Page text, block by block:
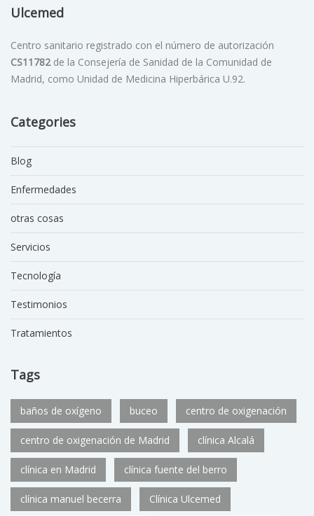
Ulcemed
Centro sanitario registrado con el número de autorización
CS11782de la Consejería de Sanidad de la Comunidad de
Madrid, como Unidad de Medicina Hiperbárica U.92.
Categories
Blog
Enfermedades
otras cosas
Servicios
Tecnología
Testimonios
Tratamientos
Tags
baños de oxígeno buceo centro de oxigenación
centro de oxigenación de Madrid clínica Alcalá
clínica en Madrid clínica fuente del berro
clínica manuel becerra Clínica Ulcemed